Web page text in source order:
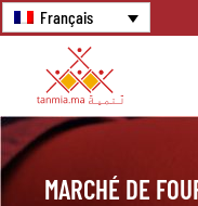
Français
MARCHÉ DE